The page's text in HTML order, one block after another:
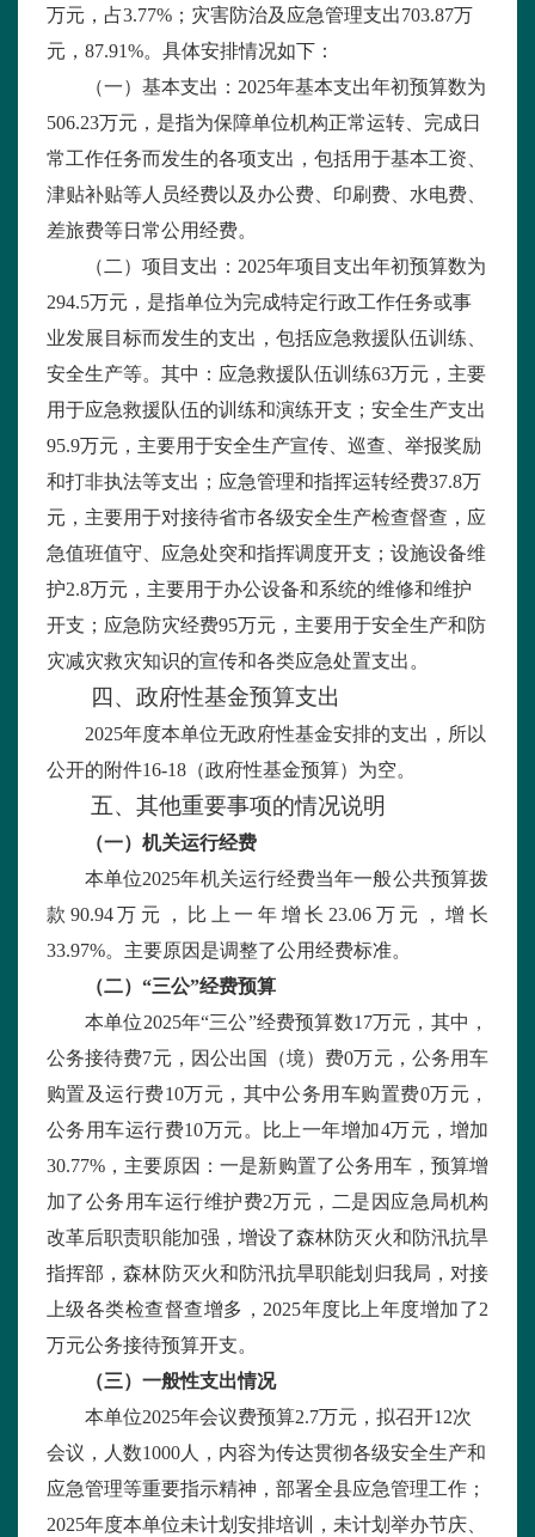
万元，占3.77% ；灾害防治及应急管理支出703.87万
元， 87.91%。具体安排情况如下：
（一）基本支出： 2025年基本支出年初预算数为
506.23万元，是指为保障单位机构正常运转、完成日
常工作任务而发生的各项支出，包括用于基本工资、
津贴补贴等人员经费以及办公费、印刷费、水电费、
差旅费等日常公用经费。
（二）项目支出： 2025年项目支出年初预算数为
294.5万元，是指单位为完成特定行政工作任务或事
业发展目标而发生的支出，包括应急救援队伍训练、
安全生产等。其中：应急救援队伍训练63万元，主要
用于应急救援队伍的训练和演练开支；安全生产支出
95.9万元，主要用于安全生产宣传、巡查、举报奖励
和打非执法等支出；应急管理和指挥运转经费37.8万
元，主要用于对接待省市各级安全生产检查督查，应
急值班值守、应急处突和指挥调度开支；设施设备维
护2.8万元，主要用于办公设备和系统的维修和维护
开支；应急防灾经费95万元，主要用于安全生产和防
灾减灾救灾知识的宣传和各类应急处置支出。
四、政府性基金预算支出
2025年度本单位无政府性基金安排的支出，所以
公开的附件16-18 （政府性基金预算）为空。
五、其他重要事项的情况说明
（一）机关运行经费
本单位2025年机关运行经费当年一般公共预算拨
款 90.94万元，比上一年增长 23.06万元，增长
33.97%。主要原因是调整了公用经费标准。
（二）“三公”经费预算
本单位2025年“三公”经费预算数17万元，其中，
公务接待费7元，因公出国（境）费0万元，公务用车
购置及运行费10万元，其中公务用车购置费0万元，
公务用车运行费10万元。比上一年增加4万元，增加
30.77% ，主要原因：一是新购置了公务用车，预算增
加了公务用车运行维护费2万元，二是因应急局机构
改革后职责职能加强，增设了森林防灭火和防汛抗旱
指挥部，森林防灭火和防汛抗旱职能划归我局，对接
上级各类检查督查增多， 2025年度比上年度增加了2
万元公务接待预算开支。
（三）一般性支出情况
本单位2025年会议费预算2.7万元，拟召开12次
会议，人数1000 人，内容为传达贯彻各级安全生产和
应急管理等重要指示精神，部署全县应急管理工作；
2025年度本单位未计划安排培训，未计划举办节庆、